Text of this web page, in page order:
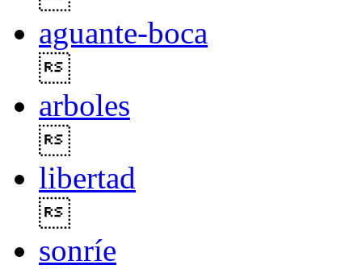
aguante-boca
arboles
libertad
sonríe